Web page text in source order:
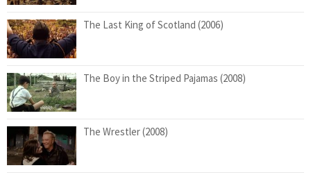
The Last King of Scotland (2006)
The Boy in the Striped Pajamas (2008)
The Wrestler (2008)